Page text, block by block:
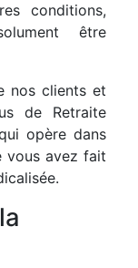
conditions,
être
nos clients et
de Retraite
opère dans
vous avez fait